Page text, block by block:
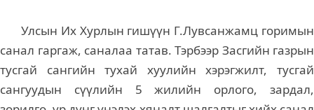
Улсын Их Хурлын гишүүн Г.Лувсанжамц горимын
санал гаргаж, саналаа татав. Тэрбээр Засгийн газрын
тусгай сангийн тухай хуулийн хэрэгжилт, тусгай
сангуудын сүүлийн 5 жилийн орлого, зардал,